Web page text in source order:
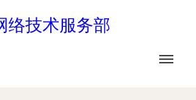
络技术服务部